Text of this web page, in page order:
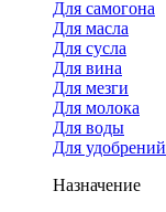
Для самогона
Для масла
Для сусла
Для вина
Для мезги
Для молока
Для воды
Для удобрений
Назначение